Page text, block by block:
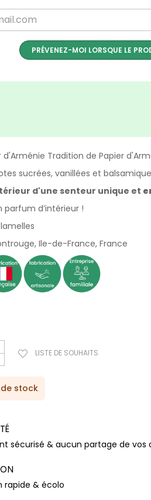
PRÉVENEZ-MOI LORSQUE LE
Tradition de Papier
sucrées, vanillées et
d'une senteur unique et
parfum d’intérieur !
Ile-de-France, France
LISTE DE SOUHAITS
stock
sécurisé & aucun partage de vos
rapide & écolo